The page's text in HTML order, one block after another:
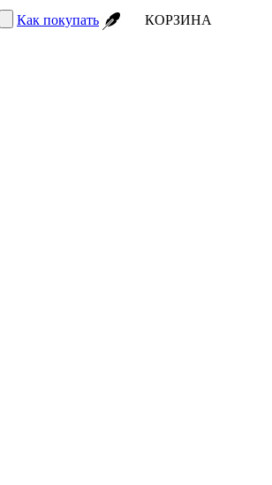
Как покупать
КОРЗИНА